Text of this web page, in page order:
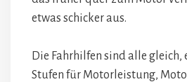
etwas schicker aus.
Die Fahrhilfen sind alle gleich,
Stufen für Motorleistung,